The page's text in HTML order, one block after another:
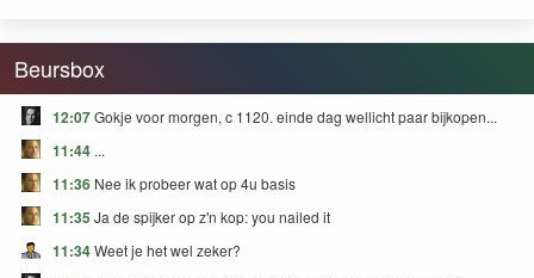
Beursbox
12:07Gokje voor morgen, c 1120. einde dag wellicht paar bijkopen...
11:44 ...
11:36 Nee ik probeer wat op 4u basis
11:35 Ja de spijker op z'n kop: you nailed it
11:34Weet je het wel zeker?